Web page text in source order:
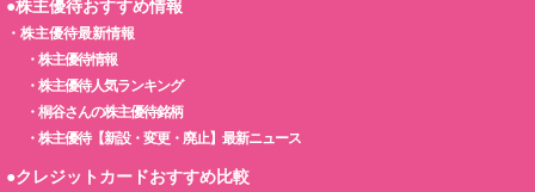
●株主優待おすすめ情報
・ 株主優待最新情報
・ 株主優待情報
・ 株主優待人気ランキング
・ 桐谷さんの株主優待銘柄
・ 株主優待【新設・変更・廃止】最新ニュース
●クレジットカードおすすめ比較